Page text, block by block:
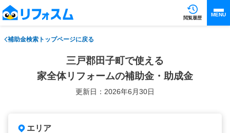
閲覧履歴
MENU
補助金検索トップページに戻る
三戸郡田子町で使える
家全体リフォームの補助金・助成金
更新日：2026年6月30日
エリア